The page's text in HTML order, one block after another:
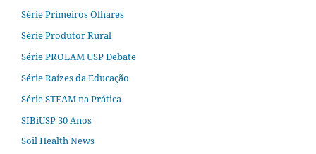
Série Primeiros Olhares
Série Produtor Rural
Série PROLAM USP Debate
Série Raízes da Educação
Série STEAM na Prática
SIBiUSP 30 Anos
Soil Health News